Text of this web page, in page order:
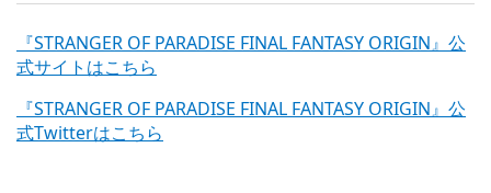
『STRANGER OF PARADISE FINAL FANTASY ORIGIN』公
式サイトはこちら
『STRANGER OF PARADISE FINAL FANTASY ORIGIN』公
式Twitterはこちら